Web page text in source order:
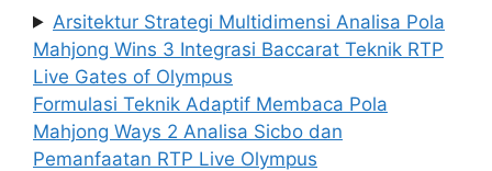
Arsitektur Strategi Multidimensi Analisa Pola
Mahjong Wins 3 Integrasi Baccarat Teknik RTP
Live Gates of Olympus
Formulasi Teknik Adaptif Membaca Pola
Mahjong Ways 2 Analisa Sicbo dan
Pemanfaatan RTP Live Olympus